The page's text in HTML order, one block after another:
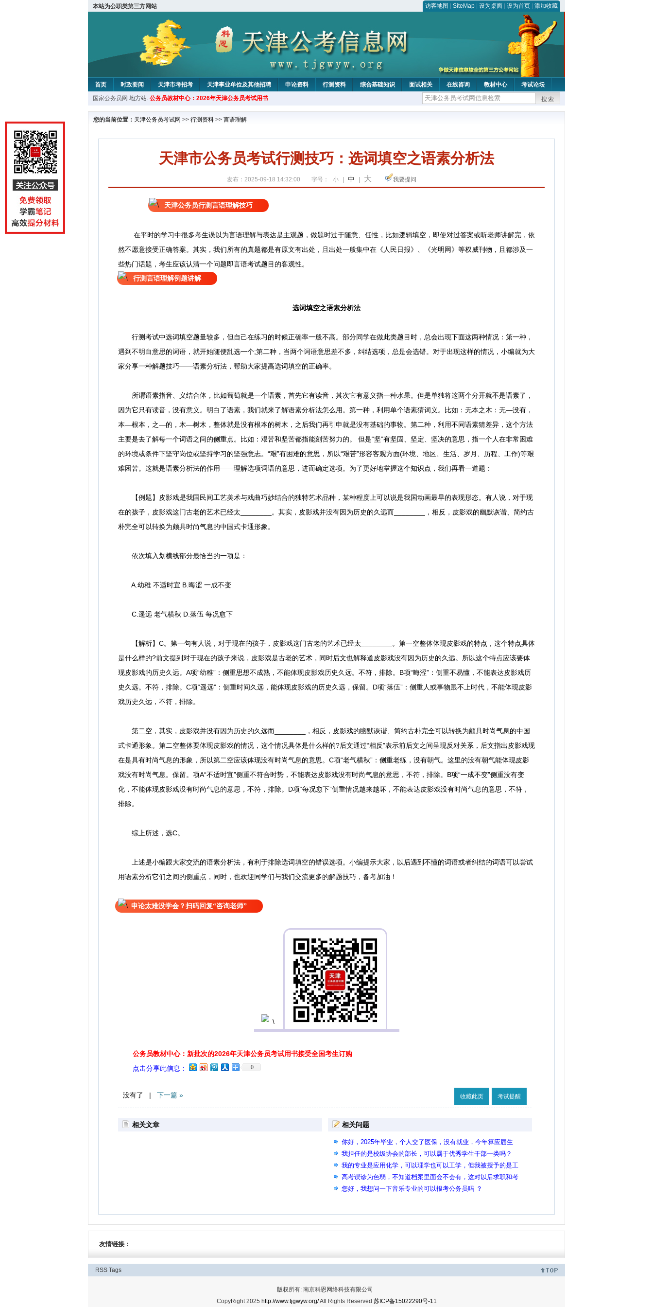
本站为公职类第三方网站 访客地图 SiteMap 设为桌面 设为首页 添加收藏
首页 时政要闻 天津市考招考 天津事业单位及其他招聘 申论资料 行测资料 综合基础知识 面试相关 在线咨询 教材中心 考试论坛
教材中心
国家公务员网 地方站: 公务员教材中心：2026年天津公务员考试用书 搜索
您的当前位置： 天津公务员考试网 >> 行测资料 >> 言语理解
天津市公务员考试行测技巧：选词填空之语素分析法
发布：2025-09-18 14:32:00 字号： 小 中 大 我要提问
天津公务员行测言语理解技巧
在平时的学习中很多考生误以为言语理解与表达是主观题，做题时过于随意、任性，比如逻辑填空，即使对过答案或听老师讲解完，依
然不愿意接受正确答案。其实，我们所有的真题都是有原文有出处，且出处一般集中在《人民日报》、《光明网》等权威刊物，且都涉及一
些热门话题，考生应该认清一个问题即言语考试题目的客观性。
行测言语理解例题讲解
选词填空之语素分析法
行测考试中选词填空题量较多，但自己在练习的时候正确率一般不高。部分同学在做此类题目时，总会出现下面这两种情况：第一种，
遇到不明白意思的词语，就开始随便乱选一个;第二种，当两个词语意思差不多，纠结选项，总是会选错。对于出现这样的情况，小编就为大
家分享一种解题技巧——语素分析法，帮助大家提高选词填空的正确率。
所谓语素指音、义结合体，比如葡萄就是一个语素，首先它有读音，其次它有意义指一种水果。但是单独将这两个分开就不是语素了，
因为它只有读音，没有意义。明白了语素，我们就来了解语素分析法怎么用。第一种，利用单个语素猜词义。比如：无本之木：无—没有，
本—根本，之—的，木—树木，整体就是没有根本的树木，之后我们再引申就是没有基础的事物。第二种，利用不同语素猜差异，这个方法
主要是去了解每一个词语之间的侧重点。比如：艰苦和坚苦都指能刻苦努力的。 但是“坚”有坚固、坚定、坚决的意思，指一个人在非常困难
的环境或条件下坚守岗位或坚持学习的坚强意志。“艰”有困难的意思，所以“艰苦”形容客观方面(环境、地区、生活、岁月、历程、工作)等艰
难困苦。这就是语素分析法的作用——理解选项词语的意思，进而确定选项。为了更好地掌握这个知识点，我们再看一道题：
【例题】皮影戏是我国民间工艺美术与戏曲巧妙结合的独特艺术品种，某种程度上可以说是我国动画最早的表现形态。有人说，对于现
在的孩子，皮影戏这门古老的艺术已经太________。其实，皮影戏并没有因为历史的久远而________，相反，皮影戏的幽默诙谐、简约古
朴完全可以转换为颇具时尚气息的中国式卡通形象。
依次填入划横线部分最恰当的一项是：
A.幼稚 不适时宜 B.晦涩 一成不变
C.遥远 老气横秋 D.落伍 每况愈下
【解析】C。第一句有人说，对于现在的孩子，皮影戏这门古老的艺术已经太________。第一空整体体现皮影戏的特点，这个特点具体
是什么样的?前文提到对于现在的孩子来说，皮影戏是古老的艺术，同时后文也解释道皮影戏没有因为历史的久远。所以这个特点应该要体
现皮影戏的历史久远。A项“幼稚”：侧重思想不成熟，不能体现皮影戏历史久远。不符，排除。B项“晦涩”：侧重不易懂，不能表达皮影戏历
史久远。不符，排除。C项“遥远”：侧重时间久远，能体现皮影戏的历史久远，保留。D项“落伍”：侧重人或事物跟不上时代，不能体现皮影
戏历史久远，不符，排除。
第二空，其实，皮影戏并没有因为历史的久远而________，相反，皮影戏的幽默诙谐、简约古朴完全可以转换为颇具时尚气息的中国
式卡通形象。第二空整体要体现皮影戏的情况，这个情况具体是什么样的?后文通过“相反”表示前后文之间呈现反对关系，后文指出皮影戏现
在是具有时尚气息的形象，所以第二空应该体现没有时尚气息的意思。C项“老气横秋”：侧重老练，没有朝气。这里的没有朝气能体现皮影
戏没有时尚气息。保留。项A“不适时宜”侧重不符合时势，不能表达皮影戏没有时尚气息的意思，不符，排除。B项“一成不变”侧重没有变
化，不能体现皮影戏没有时尚气息的意思，不符，排除。D项“每况愈下”侧重情况越来越坏，不能表达皮影戏没有时尚气息的意思，不符，
排除。
综上所述，选C。
上述是小编跟大家交流的语素分析法，有利于排除选词填空的错误选项。小编提示大家，以后遇到不懂的词语或者纠结的词语可以尝试
用语素分析它们之间的侧重点，同时，也欢迎同学们与我们交流更多的解题技巧，备考加油！
申论太难没学会？扫码回复“咨询老师”
公务员教材中心：新批次的2026年天津公务员考试用书接受全国考生订购
点击分享此信息：
0
没有了 | 下一篇 » 收藏此页 考试提醒
相关文章 相关问题
你好，2025年毕业，个人交了医保，没有就业，今年算应届生
吗？
我担任的是校级协会的部长，可以属于优秀学生干部一类吗？
我的专业是应用化学，可以理学也可以工学，但我被授予的是工
学学位。事业单位中的化学类属于理学，那么我可以报考事业单
位中的化学类吗？
高考误诊为色弱，不知道档案里面会不会有，这对以后求职和考
试有影响吗，我现在去医院检查不是色弱，当时高中不懂就没去
您好，我想问一下音乐专业的可以报考公务员吗 ？
友情链接：
RSS Tags
版权所有: 南京科恩网络科技有限公司
CopyRight 2025 http://www.tjgwyw.org/All Rights Reserved 苏ICP备15022290号-11